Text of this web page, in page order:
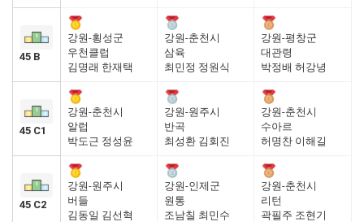
45 B
강원-횡성군
우천클럽
김명래 한재택
강원-춘천시
삼육
최민정 정원식
강원-평창군
대관령
박정배 허강녕
45 C1
강원-춘천시
알럽
박도근 정성윤
강원-원주시
반곡
최성환 김회진
강원-춘천시
수아르
허명찬 이해길
45 C2
강원-원주시
버들
김동일 김선혁
강원-인제군
원통
조남칠 최민수
강원-춘천시
리턴
곽필주 조현기